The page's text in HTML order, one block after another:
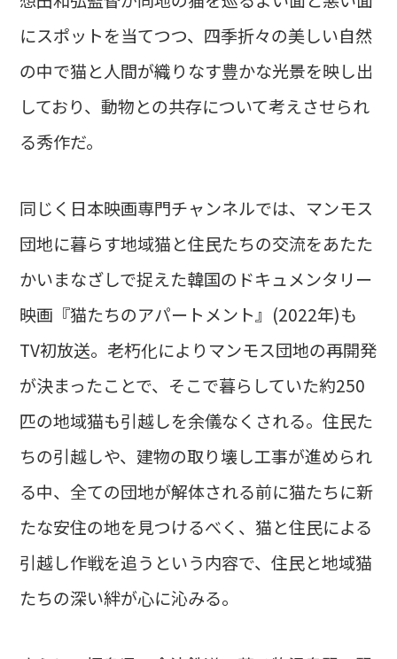
にスポットを当てつつ、四季折々の美しい自然
の中で猫と人間が織りなす豊かな光景を映し出
しており、動物との共存について考えさせられ
る秀作だ。
同じく日本映画専門チャンネルでは、マンモス
団地に暮らす地域猫と住民たちの交流をあたた
かいまなざしで捉えた韓国のドキュメンタリー
映画『猫たちのアパートメント』(2022年)も
TV初放送。老朽化によりマンモス団地の再開発
が決まったことで、そこで暮らしていた約250
匹の地域猫も引越しを余儀なくされる。住民た
ちの引越しや、建物の取り壊し工事が進められ
る中、全ての団地が解体される前に猫たちに新
たな安住の地を見つけるべく、猫と住民による
引越し作戦を追うという内容で、住民と地域猫
たちの深い絆が心に沁みる。